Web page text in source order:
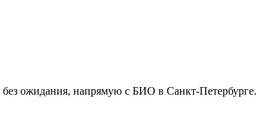
ожидания, напрямую с БИО в Санкт-